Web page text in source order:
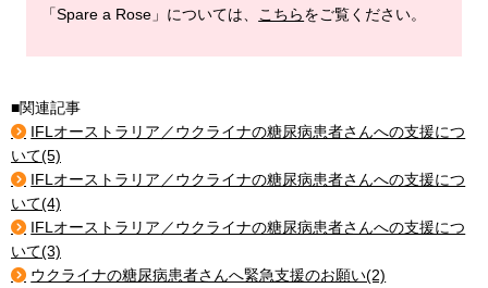
「Spare a Rose」については、
こちらをご覧ください。
■関連記事
IFLオーストラリア／ウクライナの糖尿病患者さんへの支援につ
いて(5)
IFLオーストラリア／ウクライナの糖尿病患者さんへの支援につ
いて(4)
IFLオーストラリア／ウクライナの糖尿病患者さんへの支援につ
いて(3)
ウクライナの糖尿病患者さんへ緊急支援のお願い(2)